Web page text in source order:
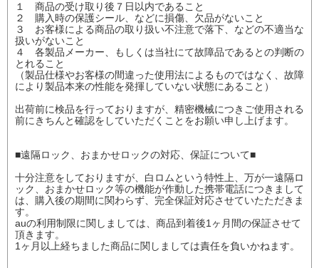
１ 商品の受け取り後７日以内であること
２ 購入時の保護シール、などに損傷、欠品がないこと
３ お客様による商品の取り扱い不注意で落下、などの不適当な
扱いがないこと
４ 各製品メーカー、もしくは当社にて故障品であるとの判断の
とれること
（製品仕様やお客様の間違った使用法によるものではなく、故障
により製品本来の性能を発揮していない状態にあること）
出荷前に検品を行っておりますが、精密機械につきご使用される
前にきちんと確認をしていただくことをお願い申し上げます。
■遠隔ロック、おまかせロックの対応、保証について■
十分注意をしておりますが、白ロムという特性上、万が一遠隔ロ
ック、おまかせロック等の機能が作動した携帯電話につきまして
は、購入後の期間に関わらず、完全保証対応させていたただきま
す。
auの利用制限に関しましては、商品到着後1ヶ月間の保証させて
頂きます。
1ヶ月以上経ちました商品に関しましては責任を負いかねます。